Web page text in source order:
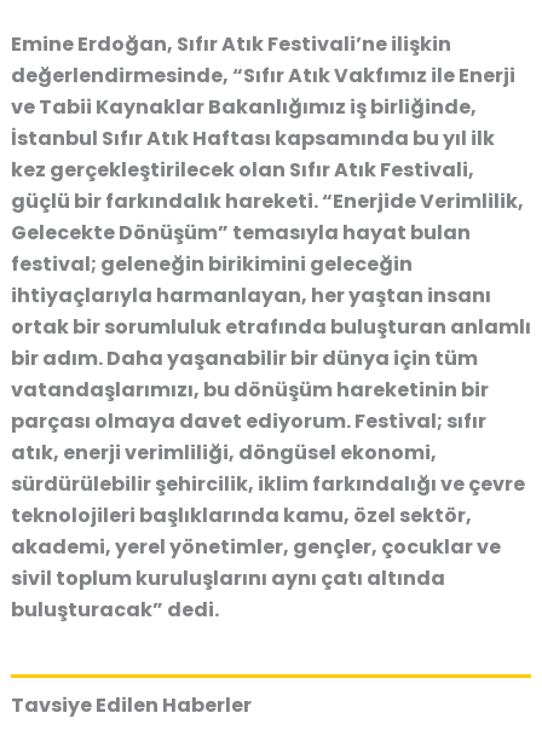
Emine Erdoğan, Sıfır Atık Festivali’ne ilişkin
değerlendirmesinde, “Sıfır Atık Vakfımız ile Enerji
ve Tabii Kaynaklar Bakanlığımız iş birliğinde,
İstanbul Sıfır Atık Haftası kapsamında bu yıl ilk
kez gerçekleştirilecek olan Sıfır Atık Festivali,
güçlü bir farkındalık hareketi. “Enerjide Verimlilik,
Gelecekte Dönüşüm” temasıyla hayat bulan
festival; geleneğin birikimini geleceğin
ihtiyaçlarıyla harmanlayan, her yaştan insanı
ortak bir sorumluluk etrafında buluşturan anlamlı
bir adım. Daha yaşanabilir bir dünya için tüm
vatandaşlarımızı, bu dönüşüm hareketinin bir
parçası olmaya davet ediyorum. Festival; sıfır
atık, enerji verimliliği, döngüsel ekonomi,
sürdürülebilir şehircilik, iklim farkındalığı ve çevre
teknolojileri başlıklarında kamu, özel sektör,
akademi, yerel yönetimler, gençler, çocuklar ve
sivil toplum kuruluşlarını aynı çatı altında
buluşturacak” dedi.
Tavsiye Edilen Haberler